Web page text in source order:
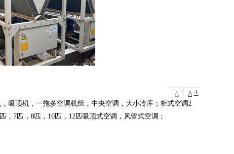
A - A +
吸顶机，一拖多空调机组，中央空调，大小冷库；柜式空调2
，7匹，8匹，10匹，12匹吸顶式空调，风管式空调；